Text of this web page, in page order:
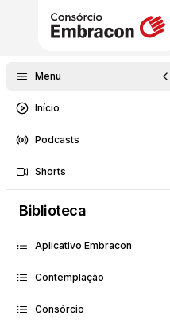
Menu
Início
Podcasts
Shorts
Biblioteca
Aplicativo Embracon
Contemplação
Consórcio